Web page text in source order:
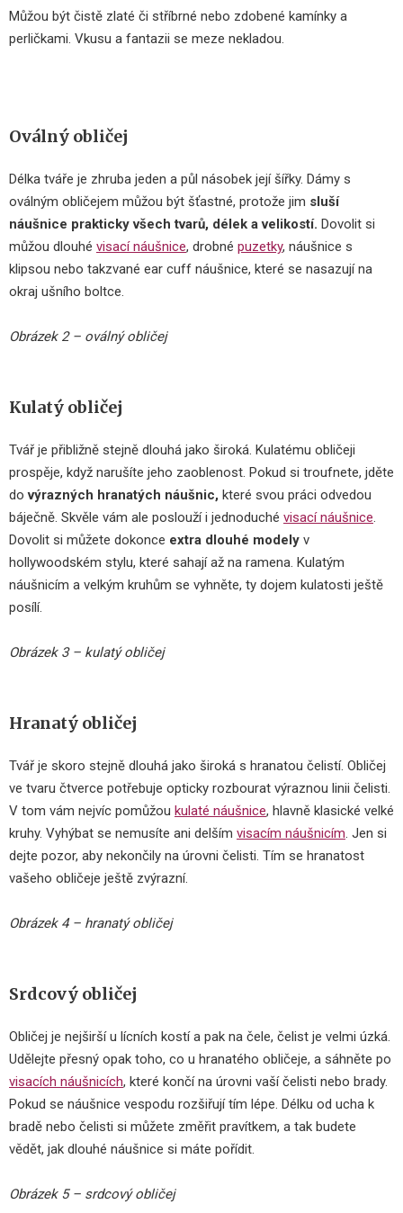
Můžou být čistě zlaté či stříbrné nebo zdobené kamínky a
perličkami. Vkusu a fantazii se meze nekladou.
Oválný obličej
Délka tváře je zhruba jeden a půl násobek její šířky. Dámy s
oválným obličejem můžou být šťastné, protože jim sluší
náušnice prakticky všech tvarů, délek a velikostí. Dovolit si
můžou dlouhé visací náušnice, drobné puzetky, náušnice s
klipsou nebo takzvané ear cuff náušnice, které se nasazují na
okraj ušního boltce.
Obrázek 2 – oválný obličej
Kulatý obličej
Tvář je přibližně stejně dlouhá jako široká. Kulatému obličeji
prospěje, když narušíte jeho zaoblenost. Pokud si troufnete, jděte
dovýrazných hranatých náušnic, které svou práci odvedou
báječně. Skvěle vám ale poslouží i jednoduché visací náušnice.
Dovolit si můžete dokonce extra dlouhé modely v
hollywoodském stylu, které sahají až na ramena. Kulatým
náušnicím a velkým kruhům se vyhněte, ty dojem kulatosti ještě
posílí.
Obrázek 3 – kulatý obličej
Hranatý obličej
Tvář je skoro stejně dlouhá jako široká s hranatou čelistí. Obličej
ve tvaru čtverce potřebuje opticky rozbourat výraznou linii čelisti.
V tom vám nejvíc pomůžou kulaté náušnice, hlavně klasické velké
kruhy. Vyhýbat se nemusíte ani delším visacím náušnicím. Jen si
dejte pozor, aby nekončily na úrovni čelisti. Tím se hranatost
vašeho obličeje ještě zvýrazní.
Obrázek 4 – hranatý obličej
Srdcový obličej
Obličej je nejširší u lícních kostí a pak na čele, čelist je velmi úzká.
Udělejte přesný opak toho, co u hranatého obličeje, a sáhněte po
visacích náušnicích, které končí na úrovni vaší čelisti nebo brady.
Pokud se náušnice vespodu rozšiřují tím lépe. Délku od ucha k
bradě nebo čelisti si můžete změřit pravítkem, a tak budete
vědět, jak dlouhé náušnice si máte pořídit.
Obrázek 5 – srdcový obličej